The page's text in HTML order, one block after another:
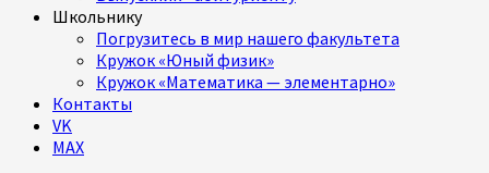
Школьнику
Погрузитесь в мир нашего факультета
Кружок «Юный физик»
Кружок «Математика — элементарно»
Контакты
VK
MAX